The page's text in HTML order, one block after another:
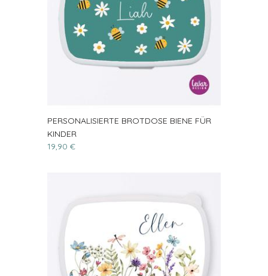
PERSONALISIERTE BROTDOSE BIENE FÜR
KINDER
19,90 €